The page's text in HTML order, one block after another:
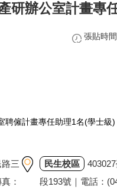
研辦公室計畫專
張貼時
聘僱計畫專任助理1名(學士級)
三
：
民生校區
段193號｜電話：